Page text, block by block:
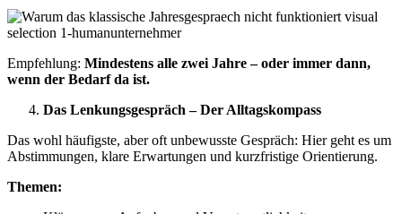
Empfehlung: Mindestens alle zwei Jahre – oder immer dann,
wenn der Bedarf da ist.
Das Lenkungsgespräch – Der Alltagskompass
Das wohl häufigste, aber oft unbewusste Gespräch: Hier geht es um
Abstimmungen, klare Erwartungen und kurzfristige Orientierung.
Themen: